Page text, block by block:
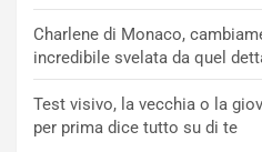
Charlene di Monaco,
incredibile svelata da quel
Test visivo, la vecchia o la
per prima dice tutto su di te